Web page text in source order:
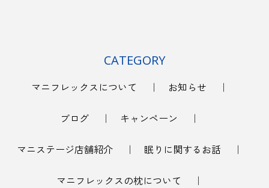
CATEGORY
マニフレックスについて お知らせ
ブログ キャンペーン
マニステージ店舗紹介 眠りに関するお話
マニフレックスの枕について